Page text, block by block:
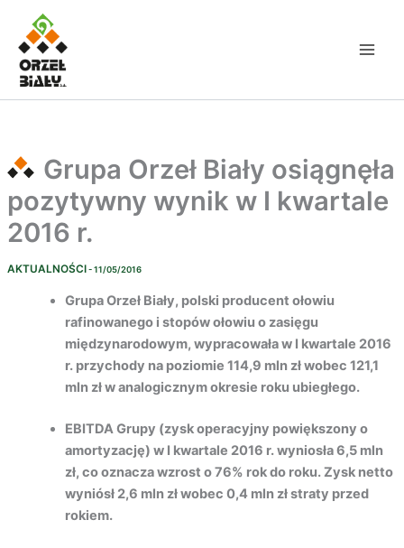
Przejdź
treści
Grupa Orzeł Biały osiągnęła
pozytywny wynik w I kwartale
2016 r.
AKTUALNOŚCI- 11/05/2016
Grupa Orzeł Biały, polski producent ołowiu
rafinowanego i stopów ołowiu o zasięgu
międzynarodowym, wypracowała w I kwartale 2016
r. przychody na poziomie 114,9 mln zł wobec 121,1
mln zł w analogicznym okresie roku ubiegłego.
EBITDA Grupy (zysk operacyjny powiększony o
amortyzację) wI kwartale 2016 r. wyniosła 6,5 mln
zł, co oznacza wzrost o 76% rok do roku.Zysk netto
wyniósł 2,6 mln zł wobec 0,4 mln zł straty przed
rokiem.